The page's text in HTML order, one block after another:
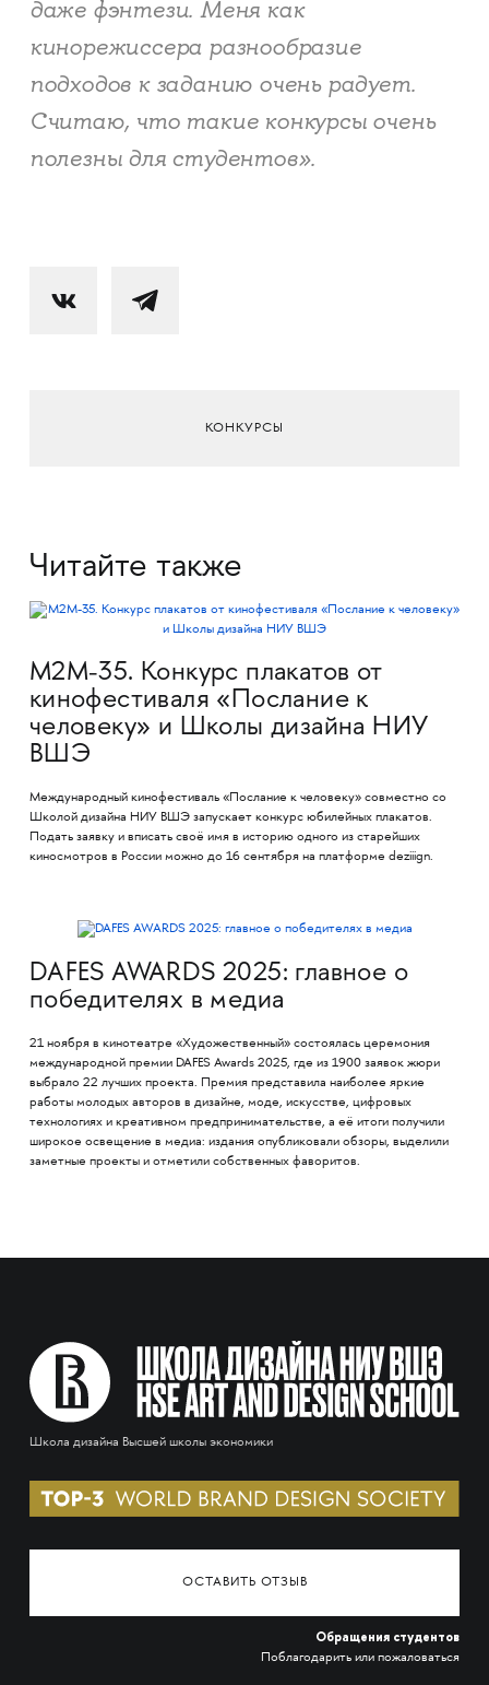
даже фэнтези. Меня как
кинорежиссера разнообразие
подходов к заданию очень радует.
Считаю, что такие конкурсы очень
полезны для студентов».
КОНКУРСЫ
Читайте также
M2M-35. Конкурс плакатов от
кинофестиваля «Послание к
человеку» и Школы дизайна НИУ
ВШЭ
Международный кинофестиваль «Послание к человеку» совместно со
Школой дизайна НИУ ВШЭ запускает конкурс юбилейных плакатов.
Подать заявку и вписать своё имя в историю одного из старейших
киносмотров в России можно до 16 сентября на платформе deziiign.
DAFES AWARDS 2025: главное о
победителях в медиа
21 ноября в кинотеатре «Художественный» состоялась церемония
международной премии DAFES Awards 2025, где из 1900 заявок жюри
выбрало 22 лучших проекта. Премия представила наиболее яркие
работы молодых авторов в дизайне, моде, искусстве, цифровых
технологиях и креативном предпринимательстве, а её итоги получили
широкое освещение в медиа: издания опубликовали обзоры, выделили
заметные проекты и отметили собственных фаворитов.
Школа дизайна Высшей школы экономики
ОСТАВИТЬ ОТЗЫВ
Обращения студентов
Поблагодарить или пожаловаться